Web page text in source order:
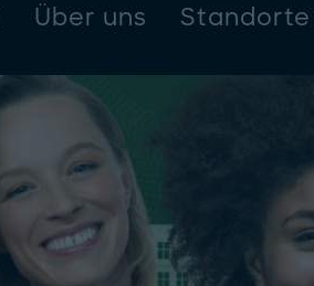
Über uns Standorte